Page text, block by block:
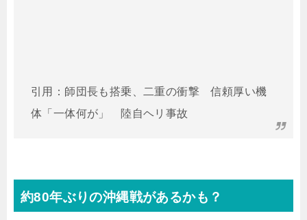
引用：師団長も搭乗、二重の衝撃 信頼厚い機
体「一体何が」 陸自ヘリ事故
約80年ぶりの沖縄戦があるかも？